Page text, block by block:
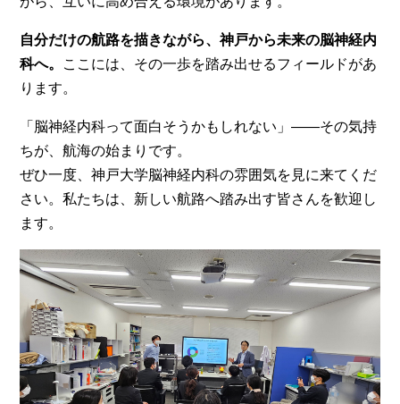
自分だけの航路を描きながら、神戸から未来の脳神経内
科へ。 ここには、その一歩を踏み出せるフィールドがあ
ります。
「脳神経内科って面白そうかもしれない」——その気持
ちが、航海の始まりです。
ぜひ一度、神戸大学脳神経内科の雰囲気を見に来てくだ
さい。私たちは、新しい航路へ踏み出す皆さんを歓迎し
ます。